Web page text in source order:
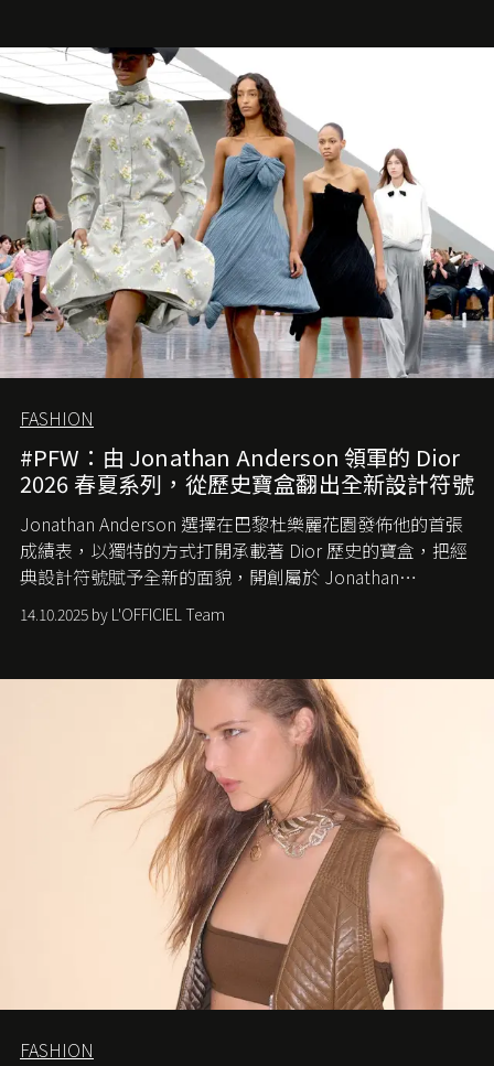
團市值一日蒸發 30 億美元，大眾擔心走得太前的 Demna
會忽略品牌的美學基礎，最後變成三不像。而從剛剛推出
的首作所造成的話題及關注度，我們便知道 Demna 沒這麼
簡單，一個嶄新的 Gucci 時代已經展開！
FASHION
#PFW：由 Jonathan Anderson 領軍的 Dior
2026 春夏系列，從歷史寶盒翻出全新設計符號
Jonathan Anderson 選擇在巴黎杜樂麗花園發佈他的首張
成績表，以獨特的方式打開承載著 Dior 歷史的寶盒，把經
典設計符號賦予全新的面貌，開創屬於 Jonathan
Anderson 的 Dior 時代。
14.10.2025 by L'OFFICIEL Team
FASHION